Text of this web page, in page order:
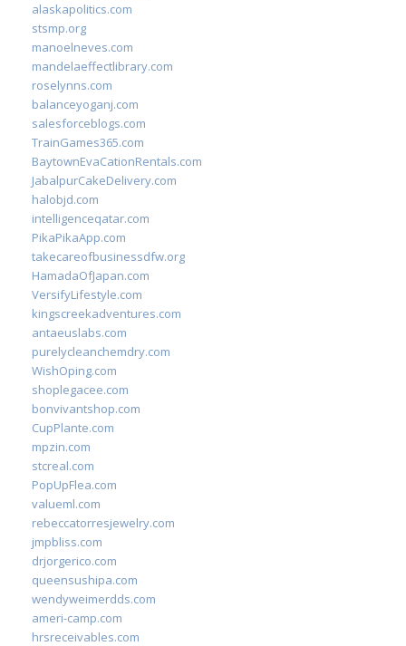
alaskapolitics.com
stsmp.org
manoelneves.com
mandelaeffectlibrary.com
roselynns.com
balanceyoganj.com
salesforceblogs.com
TrainGames365.com
BaytownEvaCationRentals.com
JabalpurCakeDelivery.com
halobjd.com
intelligenceqatar.com
PikaPikaApp.com
takecareofbusinessdfw.org
HamadaOfJapan.com
VersifyLifestyle.com
kingscreekadventures.com
antaeuslabs.com
purelycleanchemdry.com
WishOping.com
shoplegacee.com
bonvivantshop.com
CupPlante.com
mpzin.com
stcreal.com
PopUpFlea.com
valueml.com
rebeccatorresjewelry.com
jmpbliss.com
drjorgerico.com
queensushipa.com
wendyweimerdds.com
ameri-camp.com
hrsreceivables.com